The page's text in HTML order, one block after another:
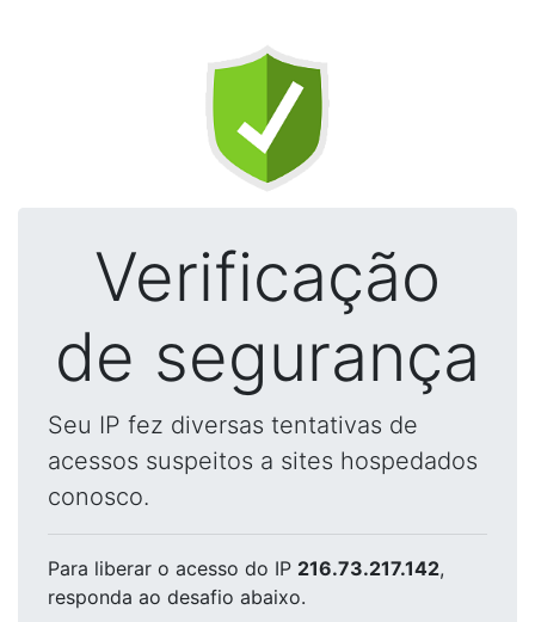
Verificação
de segurança
Seu IP fez diversas tentativas de
acessos suspeitos a sites hospedados
conosco.
Para liberar o acesso do IP 216.73.217.142,
responda ao desafio abaixo.